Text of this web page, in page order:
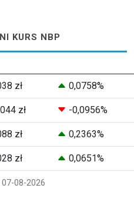
KURS NBP
07-08-2026
zł 0,0758%
zł -0,0956%
zł 0,2363%
zł 0,0651%